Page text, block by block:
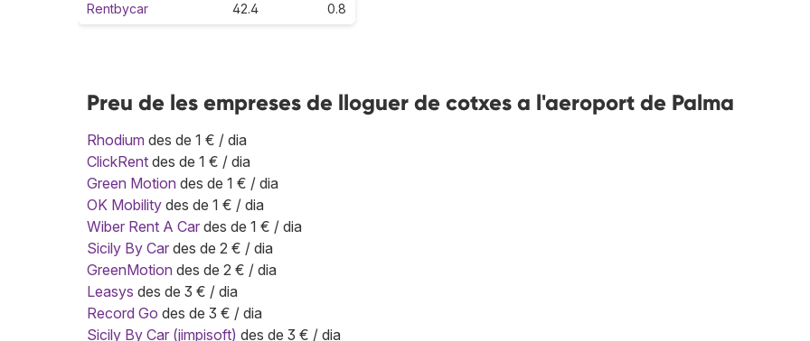
Rentbycar 42.4 0.8
Preu de les empreses de lloguer de cotxes a l'aeroport de Palma
Rhodium des de 1 € / dia
ClickRent des de 1 € / dia
Green Motion des de 1 € / dia
OK Mobility des de 1 € / dia
Wiber Rent A Car des de 1 € / dia
Sicily By Car des de 2 € / dia
GreenMotion des de 2 € / dia
Leasys des de 3 € / dia
Record Go des de 3 € / dia
Sicily By Car (jimpisoft) des de 3 € / dia